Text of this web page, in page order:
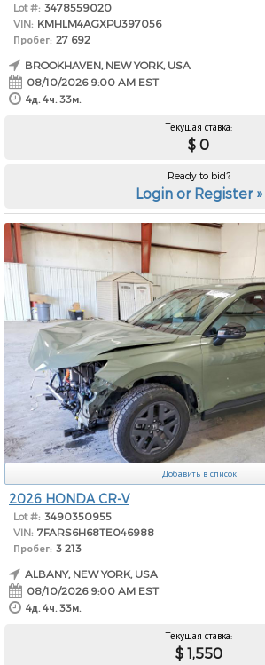
Lot #: 3478559020
VIN: KMHLM4AGXPU397056
Пробег: 27 692
BROOKHAVEN, NEW YORK, USA
08/10/2026 9:00 AM EST
4д. 4ч. 33м.
Текущая ставка:
$ 0
Ready to bid?
Login or Register »
Добавить в список
2026 HONDA CR-V
Lot #: 3490350955
VIN: 7FARS6H68TE046988
Пробег: 3 213
ALBANY, NEW YORK, USA
08/10/2026 9:00 AM EST
4д. 4ч. 33м.
Текущая ставка:
$ 1,550